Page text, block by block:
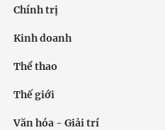
Chính trị
Kinh doanh
Thể thao
Thế giới
Văn hóa - Giải trí